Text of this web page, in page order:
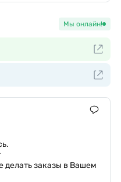
Мы онлайн!
делать заказы в Вашем